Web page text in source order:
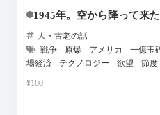
1945年。空から降って来
人・古老の話
戦争
原爆 アメリカ 一億玉
場経済
テクノロジー 欲望 節度
¥100